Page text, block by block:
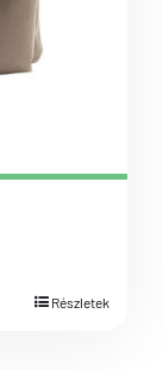
Részletek